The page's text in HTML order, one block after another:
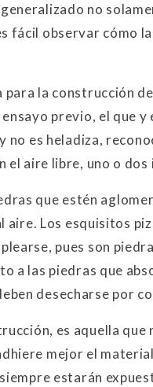
no
fácil observar cómo
la construcción
previo, el que
no es heladiza,
el aire libre, uno o dos
que estén
aire. Los esquisitos
pues son
a las piedras que
desecharse por
es aquella
mejor el
estarán